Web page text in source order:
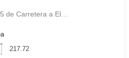
de Carretera a El…
217.72